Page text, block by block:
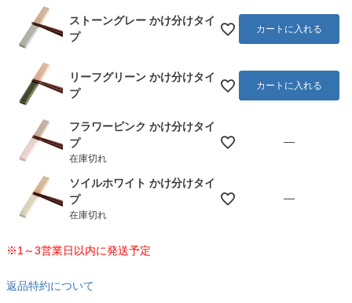
ストーングレー かけ分けタイ
プ
カートに入れる
リーフグリーン かけ分けタイ
プ
カートに入れる
フラワーピンク かけ分けタイ
プ
在庫切れ
—
ソイルホワイト かけ分けタイ
プ
在庫切れ
—
※1～3営業日以内に発送予定
返品特約について